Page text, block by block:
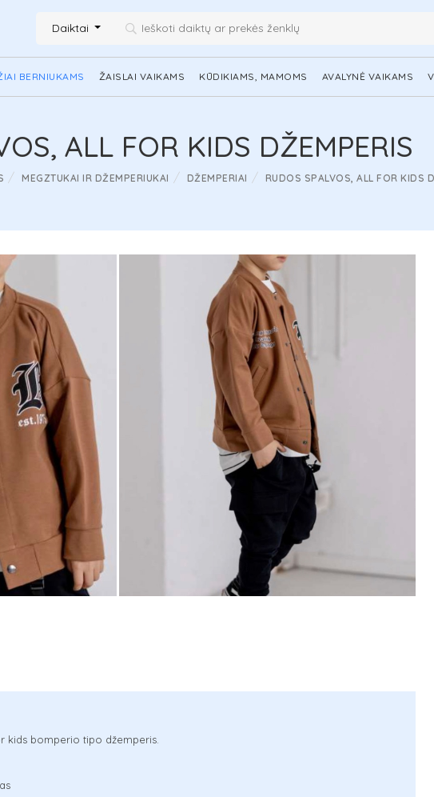
Daiktai
BERNIUKAMS ŽAISLAI VAIKAMS KŪDIKIAMS, MAMOMS AVALYNĖ VAIKAMS
ALL FOR KIDS DŽEMPERIS
MEGZTUKAI IR DŽEMPERIUKAI DŽEMPERIAI RUDOS SPALVOS, ALL FOR KIDS
kids bomperio tipo džemperis.